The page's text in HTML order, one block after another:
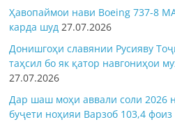
Ҳавопаймои нави Boeing 737-8
карда шуд 27.07.2026
Донишгоҳи славянии Русияву
таҳсил бо як қатор навгониҳои
27.07.2026
Дар шаш моҳи аввали соли 2026
буҷети ноҳияи Варзоб 103,4